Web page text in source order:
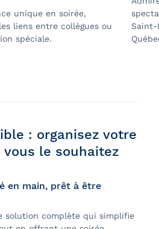
unique en soirée,
liens entre collègues ou
spéciale.
Saint-
: organisez votre
vous le souhaitez
en main, prêt à être
solution complète qui simplifie